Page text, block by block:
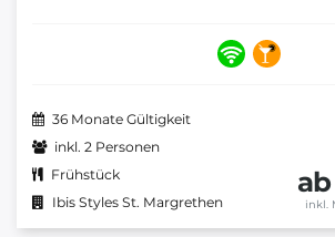
36 Monate Gültigkeit
inkl. 2 Personen
Frühstück
Ibis Styles St. Margrethen
ab
inkl.